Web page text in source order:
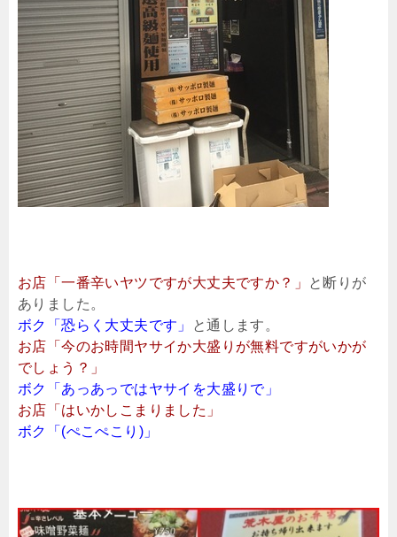
お店「一番辛いヤツですが大丈夫ですか？」
と断りが
ありました。
ボク「恐らく大丈夫です」
と通します。
お店「今のお時間ヤサイか大盛りが無料ですがいかが
でしょう？」
ボク「あっあっではヤサイを大盛りで」
お店「はいかしこまりました」
ボク「(ぺこぺこり)」